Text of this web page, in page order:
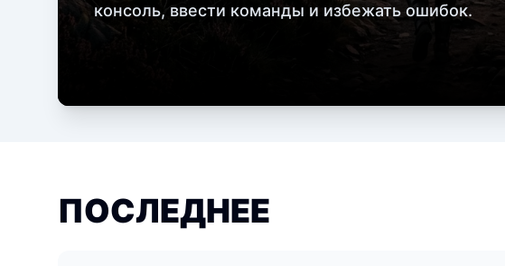
консоль, ввести команды и избежать ошибок.
ПОСЛЕДНЕЕ